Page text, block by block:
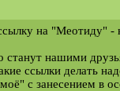
на "Меотиду" -
станут нашими
ссылки делать
с занесением в